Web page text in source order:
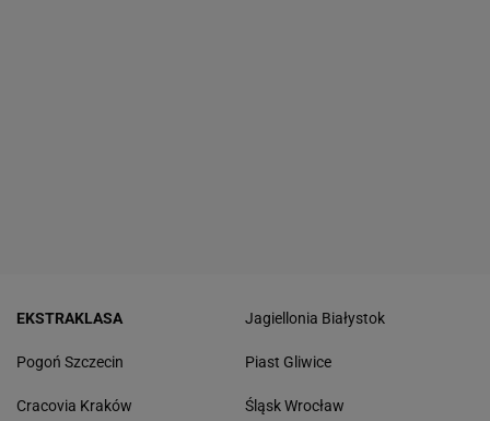
EKSTRAKLASA
Pogoń Szczecin
Cracovia Kraków
Jagiellonia Białystok
Piast Gliwice
Śląsk Wrocław